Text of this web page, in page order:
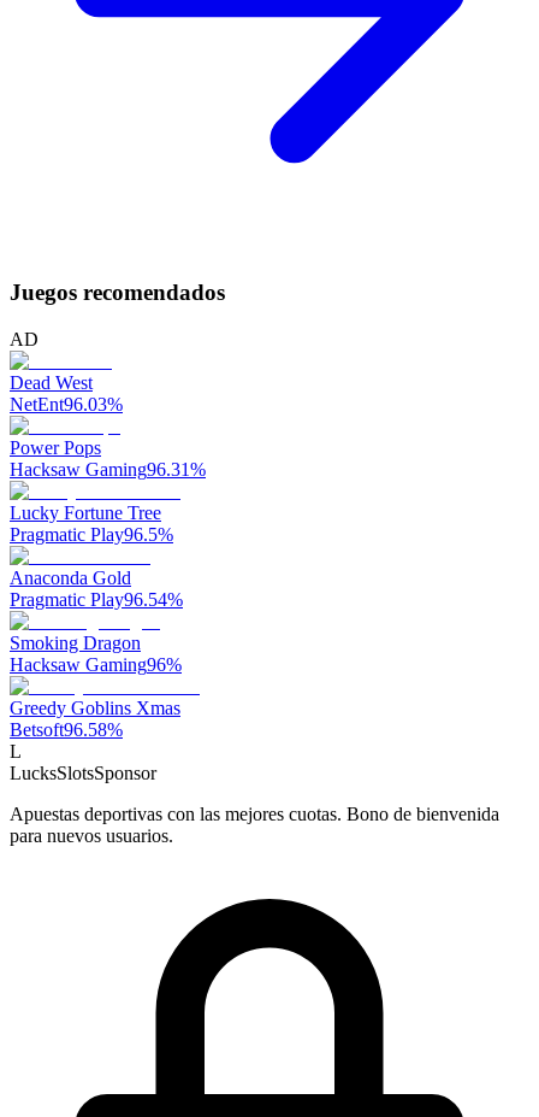
Juegos recomendados
AD
Dead West
NetEnt96.03%
Power Pops
Hacksaw Gaming96.31%
Lucky Fortune Tree
Pragmatic Play96.5%
Anaconda Gold
Pragmatic Play96.54%
Smoking Dragon
Hacksaw Gaming96%
Greedy Goblins Xmas
Betsoft96.58%
L
LucksSlotsSponsor
Apuestas deportivas con las mejores cuotas. Bono de bienvenida
para nuevos usuarios.